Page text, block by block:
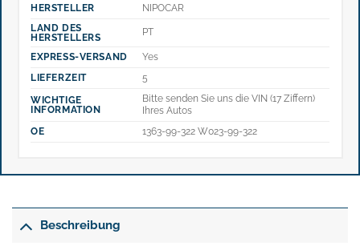
HERSTELLER
NIPOCAR
LAND DES
HERSTELLERS
PT
EXPRESS-VERSAND
Yes
LIEFERZEIT
5
WICHTIGE
INFORMATION
Bitte senden Sie uns die VIN (17 Ziffern)
Ihres Autos
OE
1363-99-322 W023-99-322
Beschreibung